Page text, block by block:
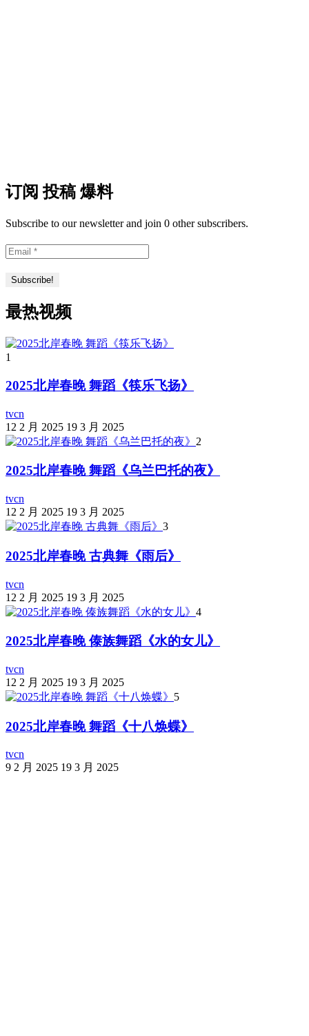
订阅 投稿 爆料
Subscribe to our newsletter and join 0 other subscribers.
最热视频
1
2025北岸春晚 舞蹈《筷乐飞扬》
tvcn
12 2 月 2025 19 3 月 2025
2
2025北岸春晚 舞蹈《乌兰巴托的夜》
tvcn
12 2 月 2025 19 3 月 2025
3
2025北岸春晚 古典舞《雨后》
tvcn
12 2 月 2025 19 3 月 2025
4
2025北岸春晚 傣族舞蹈《水的女儿》
tvcn
12 2 月 2025 19 3 月 2025
5
2025北岸春晚 舞蹈《十八焕蝶》
tvcn
9 2 月 2025 19 3 月 2025